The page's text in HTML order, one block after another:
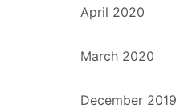
April 2020
March 2020
December 2019